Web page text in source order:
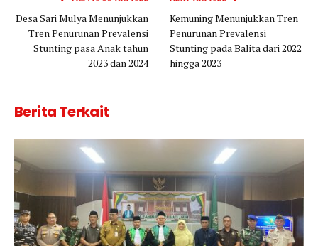
Desa Sari Mulya Menunjukkan
Tren Penurunan Prevalensi
Stunting pasa Anak tahun
2023 dan 2024
Kemuning Menunjukkan Tren
Penurunan Prevalensi
Stunting pada Balita dari 2022
hingga 2023
Berita Terkait